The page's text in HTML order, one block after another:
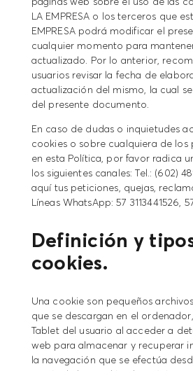
páginas web sobre el uso de las
LA EMPRESA o los terceros que
EMPRESA podrá modificar el
cualquier momento para
actualizado. Por lo anterior,
usuarios revisar la fecha de
actualización del mismo, la cual
del presente documento.
En caso de dudas o inquietudes
cookies o sobre cualquiera de los
en esta Política, por favor radica
los siguientes canales: Tel.: (602)
aquí tus peticiones, quejas,
Líneas WhatsApp: 57 3113441526,
Definición y
cookies.
Una cookie son pequeños
que se descargan en el
Tablet del usuario al acceder a
web para almacenar y recuperar
la navegación que se efectúa